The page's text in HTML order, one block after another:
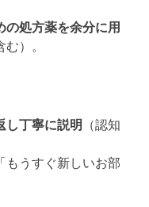
の処方薬を余分に用
）。
し丁寧に説明
（認知
もうすぐ新しいお部